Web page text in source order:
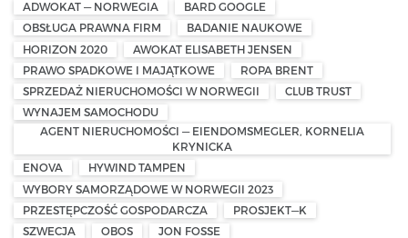
ADWOKAT — NORWEGIA
BARD GOOGLE
OBSŁUGA PRAWNA FIRM
BADANIE NAUKOWE
HORIZON 2020
AWOKAT ELISABETH JENSEN
PRAWO SPADKOWE I MAJĄTKOWE
ROPA BRENT
SPRZEDAŻ NIERUCHOMOŚCI W NORWEGII
CLUB TRUST
WYNAJEM SAMOCHODU
AGENT NIERUCHOMOŚCI — EIENDOMSMEGLER, KORNELIA
KRYNICKA
ENOVA
HYWIND TAMPEN
WYBORY SAMORZĄDOWE W NORWEGII 2023
PRZESTĘPCZOŚĆ GOSPODARCZA
PROSJEKT—K
SZWECJA
OBOS
JON FOSSE